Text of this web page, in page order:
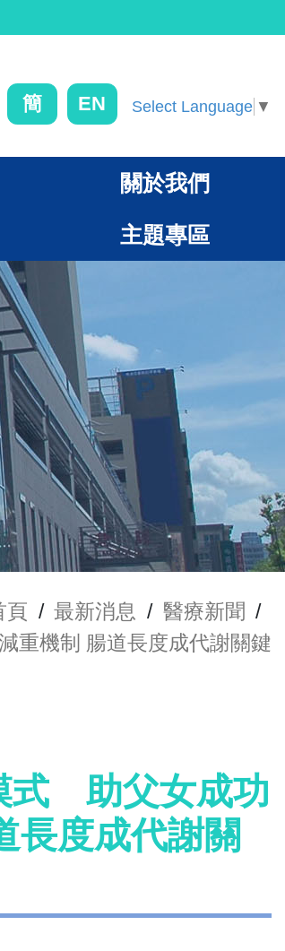
簡 EN Select Language ▼
關於我們
主題專區
頁 / 最新消息 / 醫療新聞 /
重機制 腸道長度成代謝關鍵
式 助父女成功
長度成代謝關